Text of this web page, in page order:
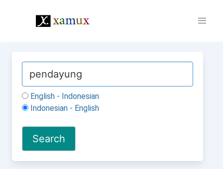
English - Indonesian
Indonesian - English